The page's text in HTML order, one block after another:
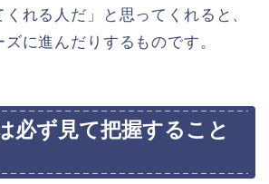
くれる人だ」と思ってくれると、
に進んだりするものです。
必ず見て把握すること